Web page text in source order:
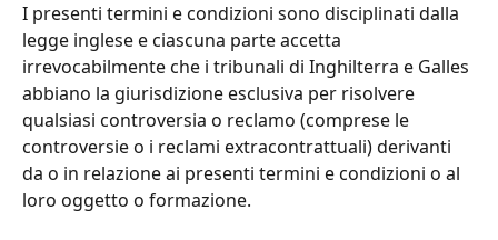
I presenti termini e condizioni sono disciplinati dalla
legge inglese e ciascuna parte accetta
irrevocabilmente che i tribunali di Inghilterra e Galles
abbiano la giurisdizione esclusiva per risolvere
qualsiasi controversia o reclamo (comprese le
controversie o i reclami extracontrattuali) derivanti
da o in relazione ai presenti termini e condizioni o al
loro oggetto o formazione.